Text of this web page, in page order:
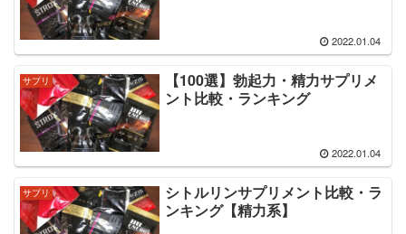
2022.01.04
サプリ
【100選】勃起力・精力サプリメ
ント比較・ランキング
2022.01.04
サプリ
シトルリンサプリメント比較・ラ
ンキング【精力系】